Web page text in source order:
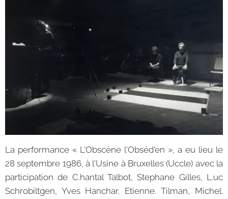
La performance « L'Obscène l'Obséd'en », a eu lieu le
28 septembre 1986, à l'Usine à Bruxelles (Uccle) avec la
participation de C.hantal Talbot, Stephane Gilles, L.uc
Schrobiltgen, Yves Hanchar, Etienne. Tilman, Michel.